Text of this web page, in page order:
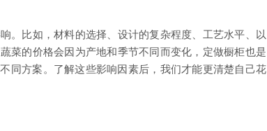
。比如，材料的选择、设计的复杂程度、工艺水平、以
菜的价格会因为产地和季节不同而变化，定做橱柜也是
同方案。了解这些影响因素后，我们才能更清楚自己花